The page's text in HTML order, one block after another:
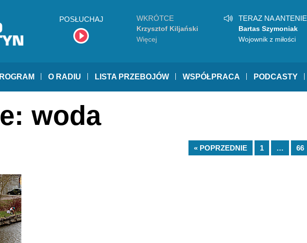
POSŁUCHAJ WKRÓTCE
Krzysztof Kiljański
Więcej
TERAZ NA ANTENIE
Bartas Szymoniak
Wojownik z miłości
O RADIU LISTA PRZEBOJÓW WSPÓŁPRACA PODCASTY
woda
« POPRZEDNIE 1 … 66